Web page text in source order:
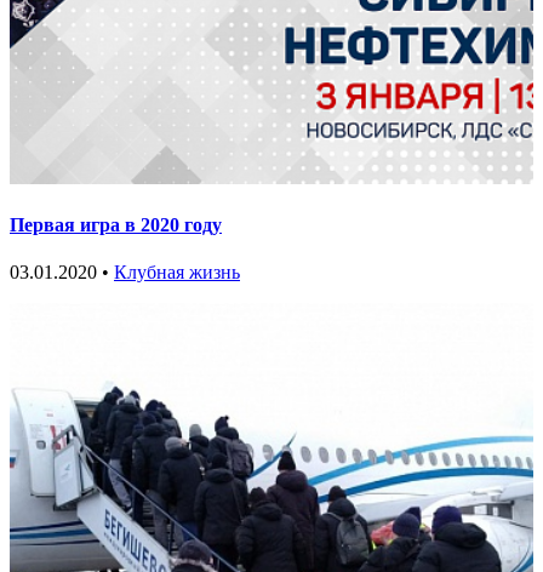
Первая игра в 2020 году
03.01.2020 • Клубная жизнь